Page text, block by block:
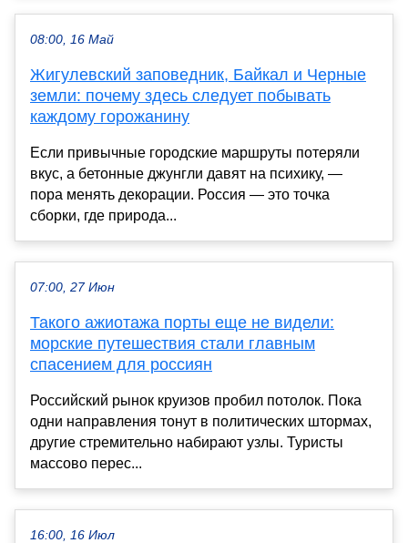
08:00, 16 Май
Жигулевский заповедник, Байкал и Черные
земли: почему здесь следует побывать
каждому горожанину
Если привычные городские маршруты потеряли
вкус, а бетонные джунгли давят на психику, —
пора менять декорации. Россия — это точка
сборки, где природа...
07:00, 27 Июн
Такого ажиотажа порты еще не видели:
морские путешествия стали главным
спасением для россиян
Российский рынок круизов пробил потолок. Пока
одни направления тонут в политических штормах,
другие стремительно набирают узлы. Туристы
массово перес...
16:00, 16 Июл